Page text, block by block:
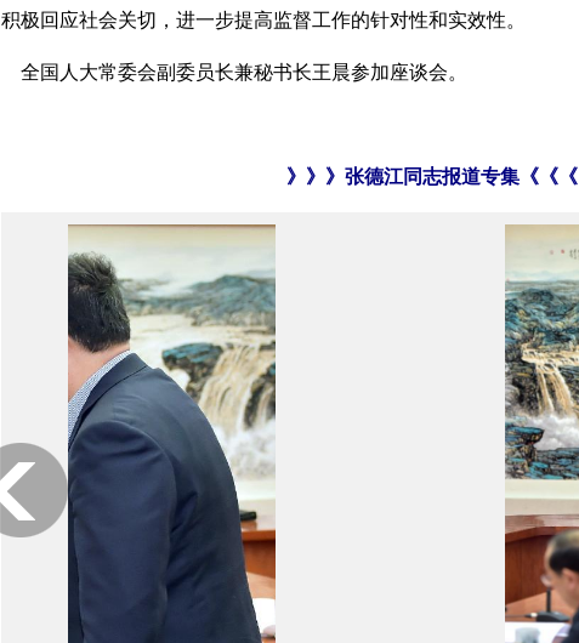
积极回应社会关切，进一步提高监督工作的针对性和实效性。
全国人大常委会副委员长兼秘书长王晨参加座谈会。
》》》张德江同志报道专集《《《